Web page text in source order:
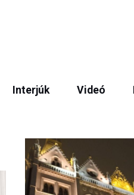
Interjúk Videó